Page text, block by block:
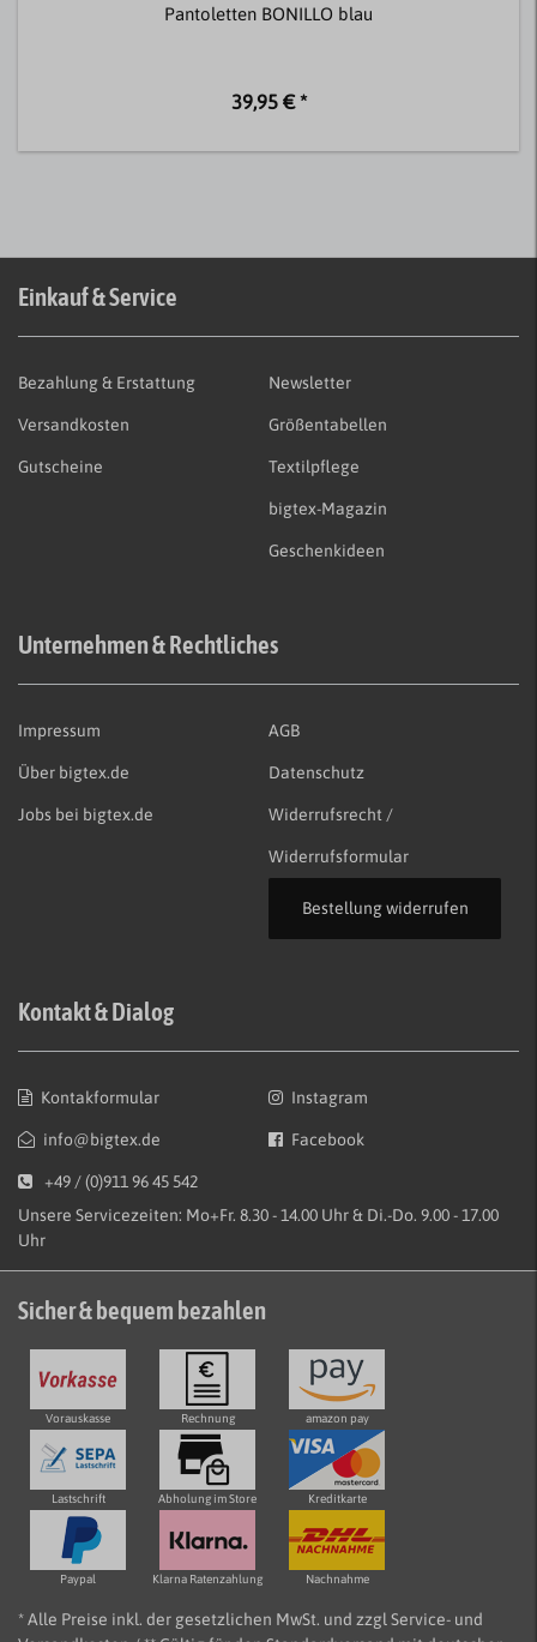
Pantoletten BONILLO blau
39,95 € *
Einkauf & Service
Bezahlung & Erstattung
Versandkosten
Gutscheine
Newsletter
Größentabellen
Textilpflege
bigtex-Magazin
Geschenkideen
Unternehmen & Rechtliches
Impressum
Über bigtex.de
Jobs bei bigtex.de
AGB
Datenschutz
Widerrufsrecht /
Widerrufsformular
Bestellung widerrufen
Kontakt & Dialog
Kontakformular
info@bigtex.de
Instagram
Facebook
+49 / (0)911 96 45 542
Unsere Servicezeiten: Mo+Fr. 8.30 - 14.00 Uhr & Di.-Do. 9.00 - 17.00
Uhr
Sicher & bequem bezahlen
Vorauskasse Rechnung amazon pay
Lastschrift Abholung im Store Kreditkarte
Paypal Klarna Ratenzahlung Nachnahme
* Alle Preise inkl. der gesetzlichen MwSt. und zzgl Service- und